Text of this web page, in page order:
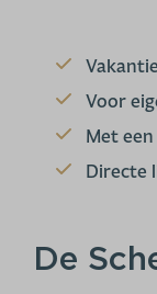
Voor
Met
Directe
De